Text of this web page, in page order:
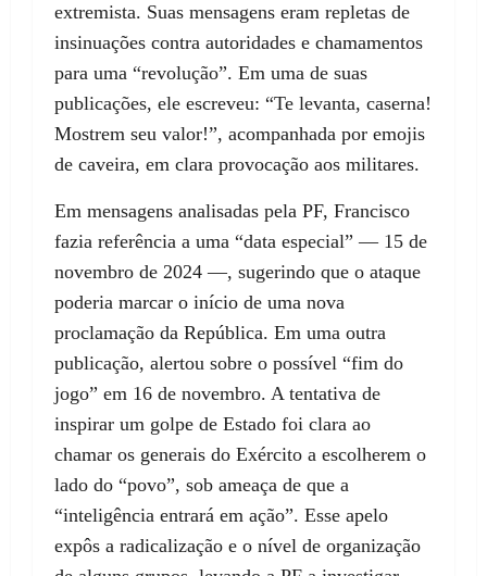
extremista. Suas mensagens eram repletas de
insinuações contra autoridades e chamamentos
para uma “revolução”. Em uma de suas
publicações, ele escreveu: “Te levanta, caserna!
Mostrem seu valor!”, acompanhada por emojis
de caveira, em clara provocação aos militares.
Em mensagens analisadas pela PF, Francisco
fazia referência a uma “data especial” — 15 de
novembro de 2024 —, sugerindo que o ataque
poderia marcar o início de uma nova
proclamação da República. Em uma outra
publicação, alertou sobre o possível “fim do
jogo” em 16 de novembro. A tentativa de
inspirar um golpe de Estado foi clara ao
chamar os generais do Exército a escolherem o
lado do “povo”, sob ameaça de que a
“inteligência entrará em ação”. Esse apelo
expôs a radicalização e o nível de organização